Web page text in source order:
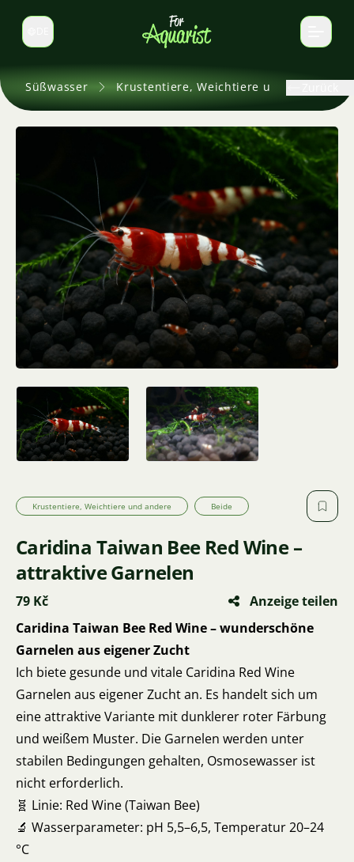
Sprache wechseln
Süßwasser Krustentiere, Weichtiere und andere
Krustentiere, Weichtiere und andere Beide
Caridina Taiwan Bee Red Wine –
attraktive Garnelen
79 Kč
Anzeige teilen
Caridina Taiwan Bee Red Wine – wunderschöne
Garnelen aus eigener Zucht
Ich biete gesunde und vitale Caridina Red Wine
Garnelen aus eigener Zucht an. Es handelt sich um
eine attraktive Variante mit dunklerer roter Färbung
und weißem Muster. Die Garnelen werden unter
stabilen Bedingungen gehalten, Osmosewasser ist
nicht erforderlich.
🧬 Linie: Red Wine (Taiwan Bee)
🔬 Wasserparameter: pH 5,5–6,5, Temperatur 20–24
°C